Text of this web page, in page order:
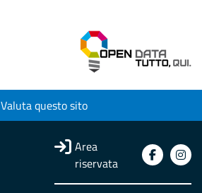
Valuta questo sito
Area
riservata